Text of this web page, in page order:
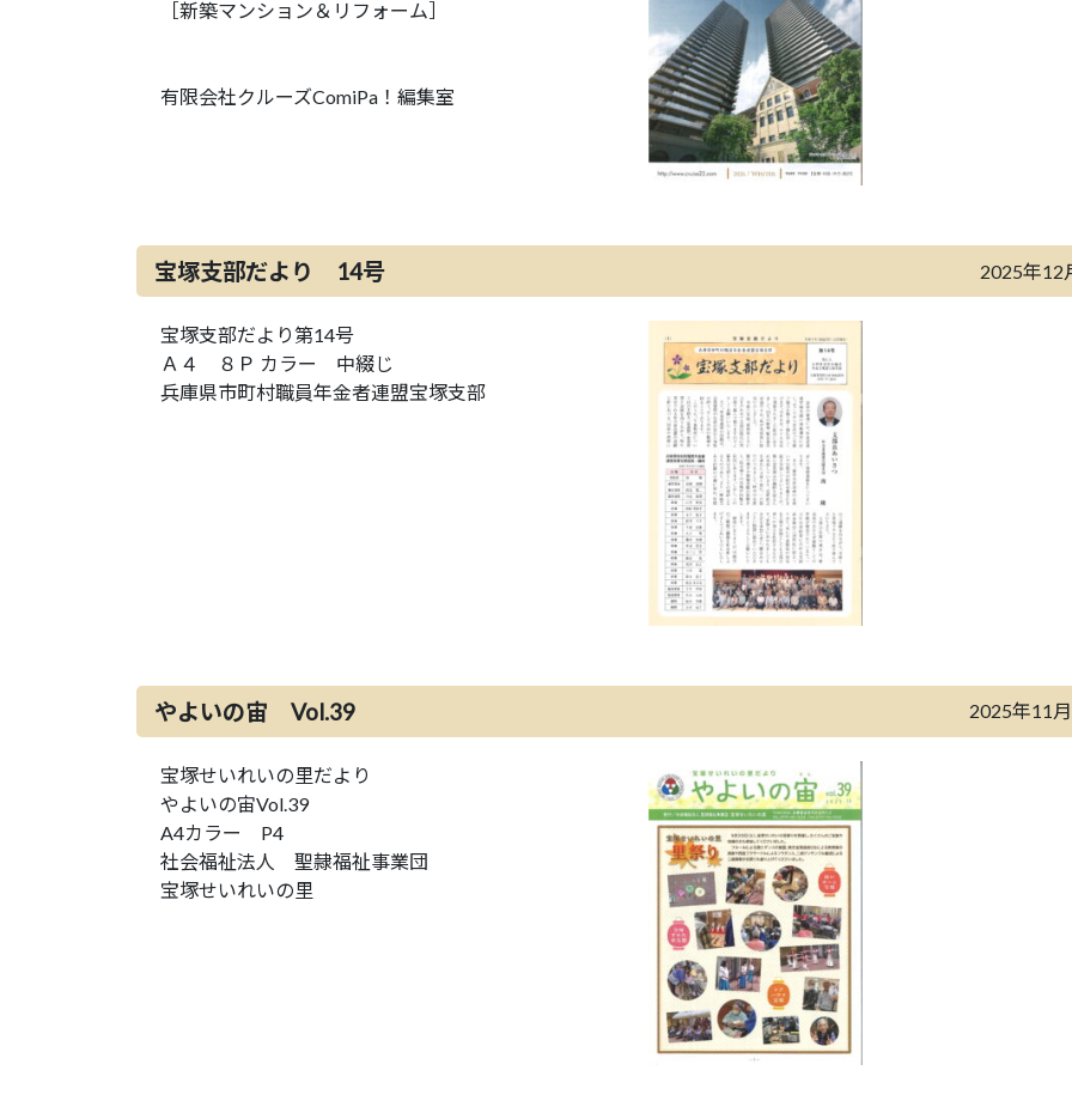
［新築マンション＆リフォーム］
有限会社クルーズComiPa！編集室
宝塚支部だより 14号 2025年12
宝塚支部だより第14号
Ａ４ ８Ｐ カラー 中綴じ
兵庫県市町村職員年金者連盟宝塚支部
やよいの宙 Vol.39 2025年11
宝塚せいれいの里だより
やよいの宙Vol.39
A4カラー P4
社会福祉法人 聖隷福祉事業団
宝塚せいれいの里